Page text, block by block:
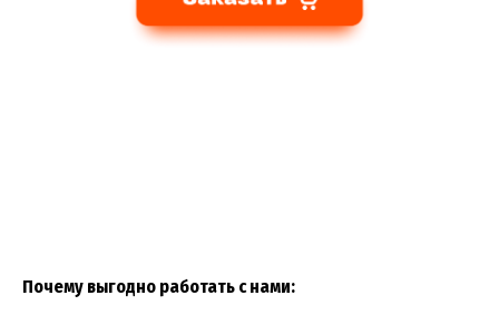
Почему выгодно работать с нами: